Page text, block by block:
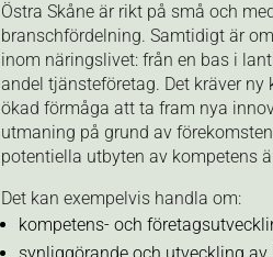
Östra Skåne är rikt på små och
branschfördelning. Samtidigt är
inom näringslivet: från en bas i
andel tjänsteföretag. Det kräver
ökad förmåga att ta fram nya
utmaning på grund av
potentiella utbyten av kompetens
Det kan exempelvis handla om:
kompetens- och